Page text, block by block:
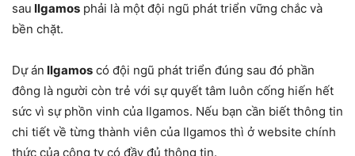
sau Ilgamos phải là một đội ngũ phát triển vững chắc và
bền chặt.
Dự án Ilgamos có đội ngũ phát triển đúng sau đó phần
đông là người còn trẻ với sự quyết tâm luôn cống hiến hết
sức vì sự phồn vinh của Ilgamos. Nếu bạn cần biết thông tin
chi tiết về từng thành viên của Ilgamos thì ở website chính
thức của công ty có đầy đủ thông tin.